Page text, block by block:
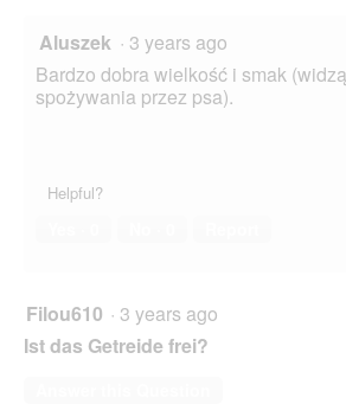
Aluszek · 3 years ago
Bardzo dobra wielkość i smak
spożywania przez psa).
Helpful?
Filou610 · 3 years ago
Ist das Getreide frei?